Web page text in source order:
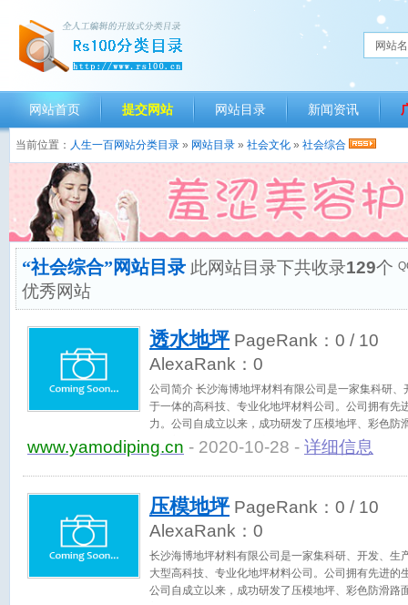
网站
网站首页 提交网站 网站目录 新闻资讯
当前位置： 人生一百网站分类目录 » 网站目录 » 社会文化 » 社会综合
“社会综合”网站目录 此网站目录下共收录129个
优秀网站
透水地坪PageRank： 0 / 10
AlexaRank： 0
公司简介 长沙海博地坪材料有限公司是一家集科研
于一体的高科技、专业化地坪材料公司。公司拥有先
力。公司自成立以来，成功研发了压模地坪、彩色防
固化剂地坪、金刚砂耐磨地坪，混凝土修补砂浆材料
的质量保证体系和完善的售后服务措施。 经过数余
发展模式和与众不同的经营定位，公司坚持以客户为
根据不同的区域、气候特点及现场使用要求，在产
终形成完整的产品结构和独特的产品线。 海博地坪
于用户给定的工况要求，经科学的市场细分化，并结
产、商业场所等行业高标准、高环保及特殊要求，我
甚至超越您的需求。 公司秉承“以最优质的材料、高
艺”旨意，愿与社会各界朋友真诚合作，共创辉煌。
www.yamodiping.cn - 2020-10-28 - 详细信息
压模地坪PageRank： 0 / 10
AlexaRank： 0
长沙海博地坪材料有限公司是一家集科研、开发、生
大型高科技、专业化地坪材料公司。公司拥有先进的
公司自成立以来，成功研发了压模地坪、彩色防滑路